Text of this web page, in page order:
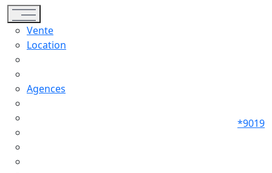
Toggle navigation
Vente
Location
Agences
*9019